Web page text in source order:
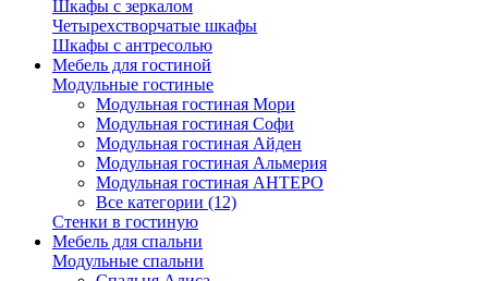
Шкафы с зеркалом
Четырехстворчатые шкафы
Шкафы с антресолью
Мебель для гостиной
Модульные гостиные
Модульная гостиная Мори
Модульная гостиная Софи
Модульная гостиная Айден
Модульная гостиная Альмерия
Модульная гостиная АНТЕРО
Все категории (12)
Стенки в гостиную
Мебель для спальни
Модульные спальни